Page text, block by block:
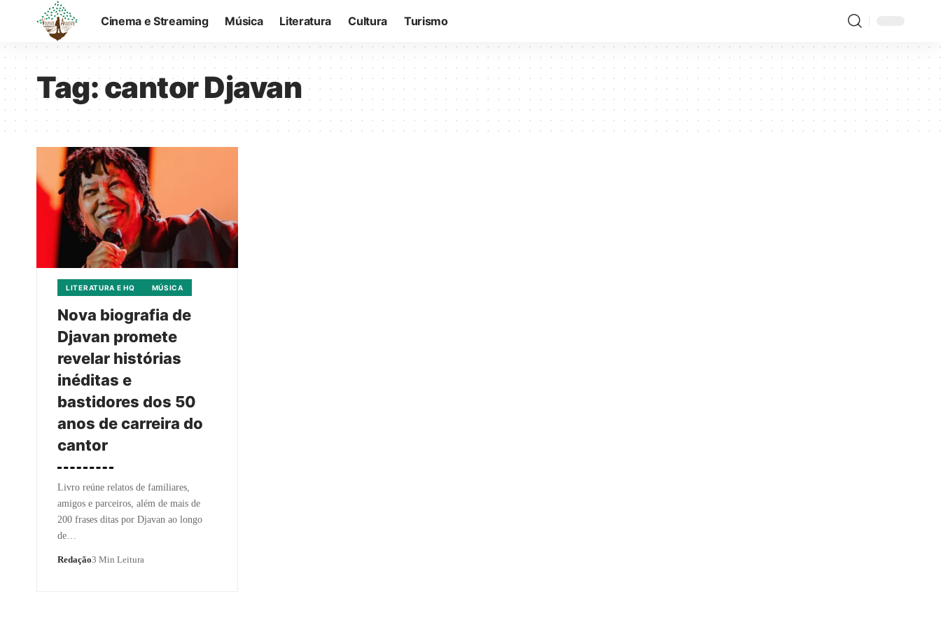
Cinema e Streaming Música Literatura Cultura Turismo
Tag:cantor Djavan
LITERATURA E HQ MÚSICA
Nova biografia de
Djavan promete
revelar histórias
inéditas e
bastidores dos 50
anos de carreira do
cantor
Livro reúne relatos de familiares,
amigos e parceiros, além de mais de
200 frases ditas por Djavan ao longo
de…
Redação3 Min Leitura